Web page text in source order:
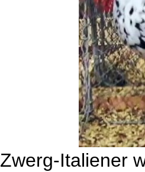
Zwerg-Italiener